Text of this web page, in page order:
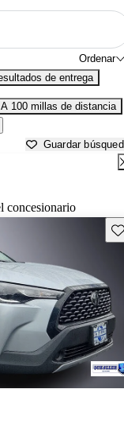
Ordenar
de entrega
A 100 millas de distancia
Guardar
concesionario